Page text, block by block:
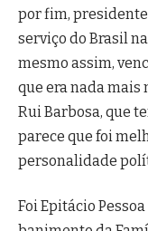
por fim,
serviço do Brasil
mesmo assim,
que era nada mais
Rui Barbosa, que
parece que foi
personalidade
Foi Epitácio